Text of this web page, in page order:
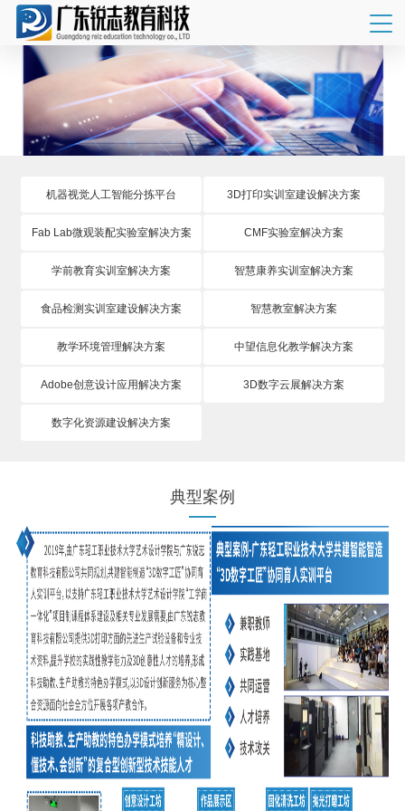
机器视觉人工智能分拣平台 3D打印实训室建设解决方案
Fab Lab微观装配实验室解决方案 CMF实验室解决方案
学前教育实训室解决方案 智慧康养实训室解决方案
食品检测实训室建设解决方案 智慧教室解决方案
教学环境管理解决方案 中望信息化教学解决方案
Adobe创意设计应用解决方案 3D数字云展解决方案
数字化资源建设解决方案
典型案例